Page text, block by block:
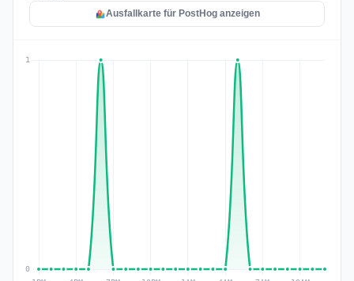
Ausfallkarte für PostHog anzeigen